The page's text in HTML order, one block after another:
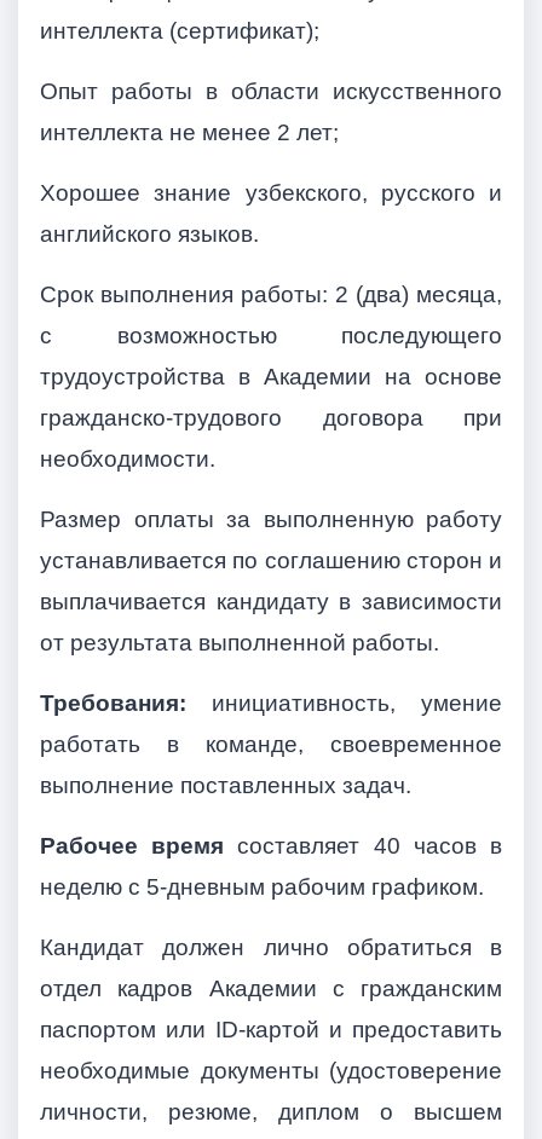
интеллекта (сертификат);
Опыт работы в области искусственного
интеллекта не менее 2 лет;
Хорошее знание узбекского, русского и
английского языков.
Срок выполнения работы: 2 (два) месяца,
с возможностью последующего
трудоустройства в Академии на основе
гражданско-трудового договора при
необходимости.
Размер оплаты за выполненную работу
устанавливается по соглашению сторон и
выплачивается кандидату в зависимости
от результата выполненной работы.
Требования: инициативность, умение
работать в команде, своевременное
выполнение поставленных задач.
Рабочее время составляет 40 часов в
неделю с 5-дневным рабочим графиком.
Кандидат должен лично обратиться в
отдел кадров Академии с гражданским
паспортом или ID-картой и предоставить
необходимые документы (удостоверение
личности, резюме, диплом о высшем